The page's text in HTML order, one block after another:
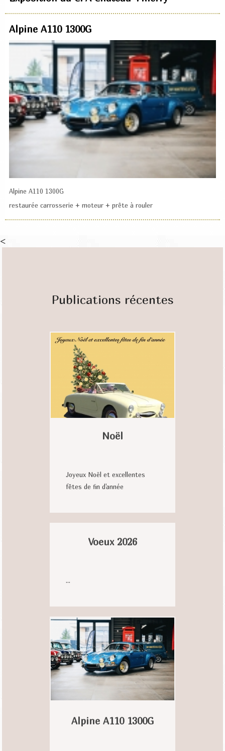
Alpine A110 1300G
Alpine A110 1300G
restaurée carrosserie + moteur + prête à rouler
<
Publications récentes
Noël
Joyeux Noël et excellentes
fêtes de fin d'année
Voeux 2026
...
Alpine A110 1300G